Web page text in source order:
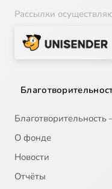
Рассылки
О фонде
Новости
Отчёты